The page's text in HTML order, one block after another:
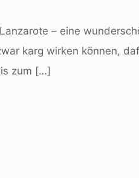
– eine
karg wirken können,
zum […]